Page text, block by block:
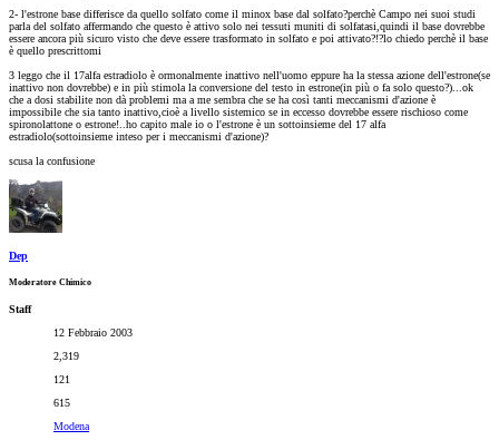
2- l'estrone base differisce da quello solfato come il minox base dal solfato?perchè Campo nei suoi studi
parla del solfato affermando che questo è attivo solo nei tessuti muniti di solfatasi,quindi il base dovrebbe
essere ancora più sicuro visto che deve essere trasformato in solfato e poi attivato?!?lo chiedo perchè il base
è quello prescrittomi
3 leggo che il 17alfa estradiolo è ormonalmente inattivo nell'uomo eppure ha la stessa azione dell'estrone(se
inattivo non dovrebbe) e in più stimola la conversione del testo in estrone(in più o fa solo questo?)...ok
che a dosi stabilite non dà problemi ma a me sembra che se ha così tanti meccanismi d'azione è
impossibile che sia tanto inattivo,cioè a livello sistemico se in eccesso dovrebbe essere rischioso come
spironolattone o estrone!..ho capito male io o l'estrone è un sottoinsieme del 17 alfa
estradiolo(sottoinsieme inteso per i meccanismi d'azione)?
scusa la confusione
Dep
Moderatore Chimico
Staff
12 Febbraio 2003
2,319
121
615
Modena